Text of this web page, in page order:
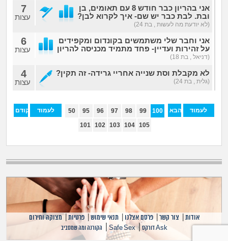
אני בהריון כבר חודש 8 עם תאומים, בן
ובת. לבת כבר יש שם- איך לקרוא לבן?
(לא יודעת מה לעשות , בת 24)
7
עצות
אני וחבר שלי משתמשים בקונדום ומקפידים
על זהירות ועדיין- פחד מתמיד מכניסה להריון
(דניאל , בת 18)
6
עצות
לא מקבלת וסת שנייה אחריי גרידה- זה תקין?
(גלית , בת 24)
4
עצות
הקודם
לעמוד
50 95 96 97 98 99
100
101
102 103 104 105
הבא
לעמוד
אודות צור קשר |פרסם אצלנו |תנאי שימוש |פרטיות |מצוקה וחירום
Ask דורקס |
Safe Sex
| הקורנה ומה שמסביב